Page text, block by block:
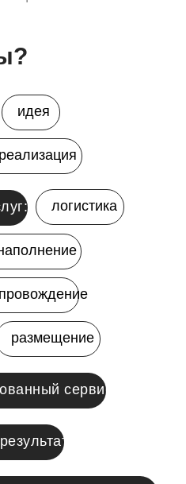
размещение
логистика
сервис
реализация
идея